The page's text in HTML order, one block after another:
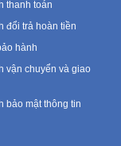
thanh toán
đổi trả hoàn tiền
hành
vận chuyển và giao
bảo mật thông tin